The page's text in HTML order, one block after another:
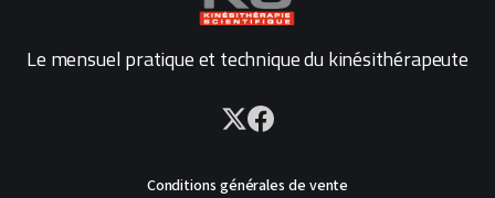
Le mensuel pratique et technique du kinésithérapeute
Conditions générales de vente